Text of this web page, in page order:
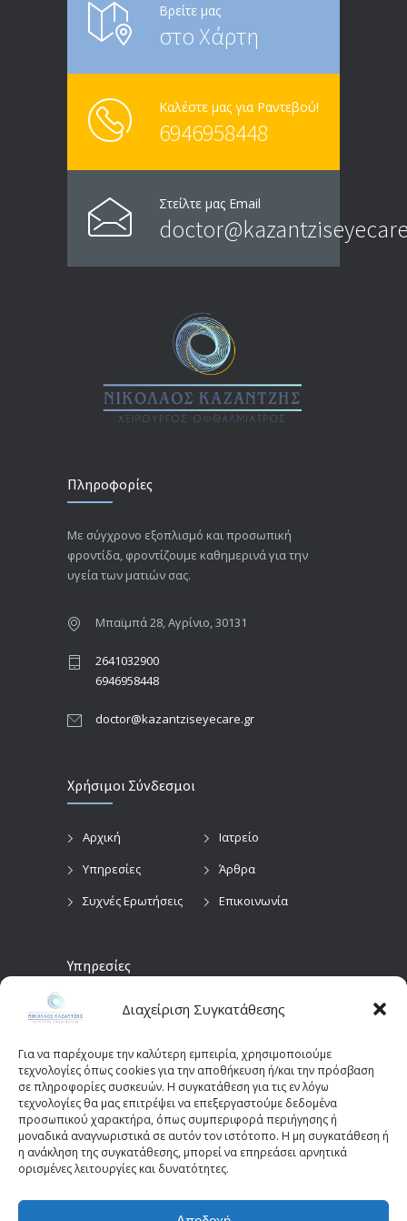
Διαχείριση Συγκατάθεσης
Για να παρέχουμε την καλύτερη εμπειρία, χρησιμοποιούμε
τεχνολογίες όπως cookies για την αποθήκευση ή/και την πρόσβαση
σε πληροφορίες συσκευών. Η συγκατάθεση για τις εν λόγω
τεχνολογίες θα μας επιτρέψει να επεξεργαστούμε δεδομένα
προσωπικού χαρακτήρα, όπως συμπεριφορά περιήγησης ή
μοναδικά αναγνωριστικά σε αυτόν τον ιστότοπο. Η μη συγκατάθεση ή
η ανάκληση της συγκατάθεσης, μπορεί να επηρεάσει αρνητικά
ορισμένες λειτουργίες και δυνατότητες.
Βρείτε μας
στο Χάρτη
Καλέστε μας για Ραντεβού!
6946958448
Στείλτε μας Email
Πληροφορίες
Με σύγχρονο εξοπλισμό και προσωπική
φροντίδα, φροντίζουμε καθημερινά για την
υγεία των ματιών σας.
Μπαϊμπά 28, Αγρίνιο, 30131
2641032900
6946958448
doctor@kazantziseyecare.gr
Χρήσιμοι Σύνδεσμοι
Αρχική
Ιατρείο
Υπηρεσίες
Άρθρα
Συχνές Ερωτήσεις
Επικοινωνία
Υπηρεσίες
Προληπτικός
Έλεγχος
Διαγνωστικές
Χειρουργικές
Επεμβάσεις Οφθαλμών
Οπτικά Πεδία
(Perimetry)
Παιδοοφθαλμολογία
Οπτική Τομογραφία
Συνοχής (OCT)